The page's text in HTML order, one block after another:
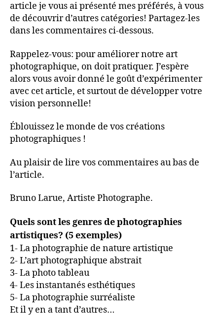
article je vous ai présenté mes préférés, à vous
de découvrir d’autres catégories! Partagez-les
dans les commentaires ci-dessous.
Rappelez-vous: pour améliorer notre art
photographique, on doit pratiquer. J’espère
alors vous avoir donné le goût d’expérimenter
avec cet article, et surtout de développer votre
vision personnelle!
Éblouissez le monde de vos créations
photographiques !
Au plaisir de lire vos commentaires au bas de
l’article.
Bruno Larue, Artiste Photographe.
Quels sont les genres de photographies
artistiques? (5 exemples)
1- La photographie de nature artistique
2- L’art photographique abstrait
3- La photo tableau
4- Les instantanés esthétiques
5- La photographie surréaliste
Et il y en a tant d’autres…